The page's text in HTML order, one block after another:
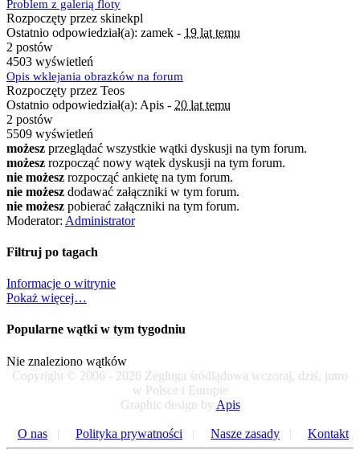
Problem z galerią floty
Rozpoczęty przez skinekpl
Ostatnio odpowiedział(a): zamek - 19 lat temu
2 postów
4503 wyświetleń
Opis wklejania obrazków na forum
Rozpoczęty przez Teos
Ostatnio odpowiedział(a): Apis - 20 lat temu
2 postów
5509 wyświetleń
możesz przeglądać wszystkie wątki dyskusji na tym forum.
możesz rozpocząć nowy wątek dyskusji na tym forum.
nie możesz rozpocząć ankietę na tym forum.
nie możesz dodawać załączniki w tym forum.
nie możesz pobierać załączniki na tym forum.
Moderator: Administrator
Filtruj po tagach
Informacje o witrynie
Pokaż więcej…
Popularne wątki w tym tygodniu
Nie znaleziono wątków
Copyright © 2006 - 2026 Żegluga śródlądowa wczoraj, dziś, jutro
w Polsce i Europie
Graphic design by Apis
O nas | Polityka prywatności | Nasze zasady | Kontakt